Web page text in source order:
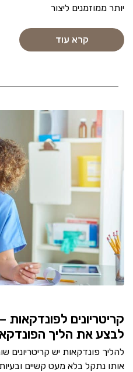
יותר ממוזמנים ליצור
קרא עוד
קריטריונים
לבצע את הליך
להליך פונדקאות יש
אותו נתקל בלא מעט קשיים